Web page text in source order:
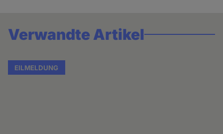
Verwandte Artikel
EILMELDUNG